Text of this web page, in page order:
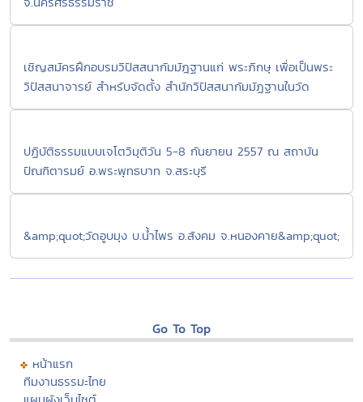
เชิญสมัครฝึกอบรมวิปัสสนากัมมัฎฐานแก่ พระภิกษุ เพื่อเป็นพระ
วิปัสสนาจารย์ สำหรับจัดตั้ง สำนักวิปัสสนากัมมัฏฐานในวัด
ปฏิบัติธรรมแบบเจโตวิมุติวัน 5-8 กันยายน 2557 ณ สถาบัน
ปัณฑิตารมย์ อ.พระพุทธบาท จ.สระบุรี
&amp;quot;วัดอูบมุง บ.น้ำไพร อ.สังคม จ.หนองคาย&amp;quot;
Go To Top
หน้าแรก
ทีมงานธรรมะไทย